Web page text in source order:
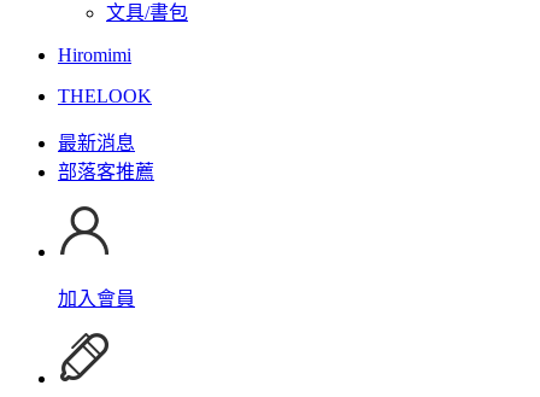
文具/書包
Hiromimi
THELOOK
最新消息
部落客推薦
加入會員